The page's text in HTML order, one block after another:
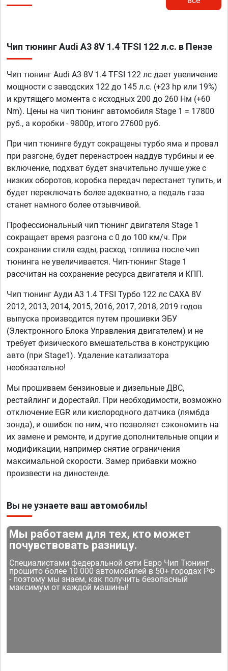
Чип тюнинг Audi A3 8V 1.4 TFSI 122 л.с. в Пензе
Чип тюнинг Audi A3 8V 1.4 TFSI 122 лс дает увеличение
мощности с заводских 122 до 145 л.с. (+23 hp или 19%)
и крутящего момента с исходных 200 до 260 Нм (+60
Nm). Цены на чип тюнинг автомобиля Stage 1 = 17800
руб., а коробки - 9800р, итого 27600 руб.
При чип тюнинге будут сокращены турбо яма и провал
при разгоне, будет перенастроен наддув турбины и ее
включение, подхват будет значительно лучше уже с
низких оборотов, коробка передач перестанет тупить, и
будет переключать более адекватно, а педаль газа
станет намного более отзывчивой.
Профессиональный чип тюнинг двигателя Stage 1
сокращает время разгона с 0 до 100 км/ч. При
сохранении стиля езды, расход топлива после чип
тюнинга не увеличивается. Чип-тюнинг Stage 1
рассчитан на сохранение ресурса двигателя и КПП.
Чип тюнинг Ауди А3 1.4 TFSI Турбо 122 лс CAXA 8V
2012, 2013, 2014, 2015, 2016, 2017, 2018, 2019 годов
выпуска производится путем прошивки ЭБУ
(Электронного Блока Управления двигателем) и не
требует физического вмешательства в конструкцию
авто (при Stage1). Удаление катализатора
необязательно!
Мы прошиваем бензиновые и дизельные ДВС,
рестайлинг и дорестайл. При необходимости, возможно
отключение EGR или кислородного датчика (лямбда
зонда), и ошибок по ним, что позволяет сэкономить на
их замене и ремонте, и другие дополнительные опции и
модификации, например снятие ограничения
максимальной скорости. Замер прибавки можно
произвести на диностенде.
Вы не узнаете ваш автомобиль!
Мы работаем для тех, кто может
почувствовать разницу.
Специалистами федеральной сети Евро Чип Тюнинг
прошито более 10 000 автомобилей в 50+ городах РФ
- поэтому мы знаем, как получить безопасный
максимум от каждой машины!